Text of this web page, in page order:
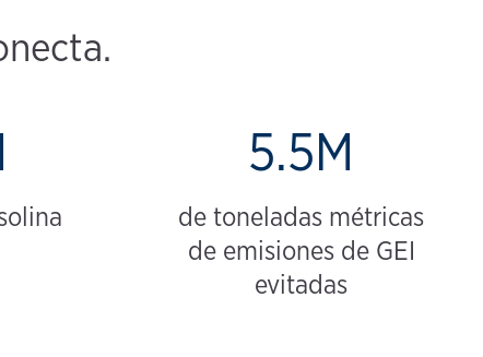
5.5M
de toneladas métricas
de emisiones de GEI
evitadas